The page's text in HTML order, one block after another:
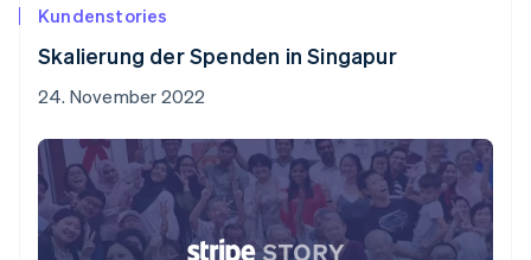
Kundenstories
Skalierung der Spenden in Singapur
24. November 2022